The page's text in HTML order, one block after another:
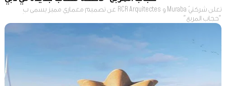
تعلن شركتيّ Muraba و RCR Arquitectes عن تصميم معماري مميز يسمى بِ
"حجاب المربع"